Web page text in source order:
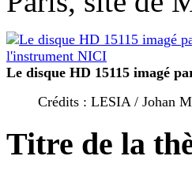
Le disque HD 15115 imagé
Crédits : LESIA / Johan
Titre de la